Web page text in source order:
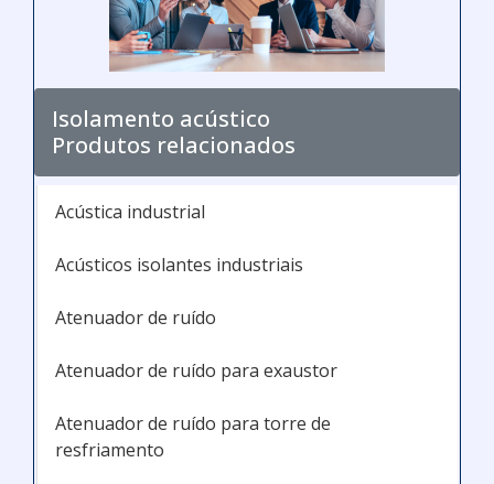
Isolamento acústico
Produtos relacionados
Acústica industrial
Acústicos isolantes industriais
Atenuador de ruído
Atenuador de ruído para exaustor
Atenuador de ruído para torre de
resfriamento